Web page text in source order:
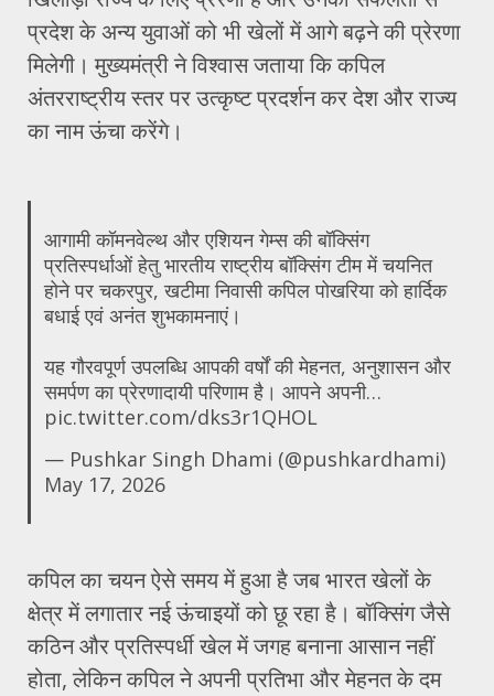
प्रदेश के अन्य युवाओं को भी खेलों में आगे बढ़ने की प्रेरणा
मिलेगी। मुख्यमंत्री ने विश्वास जताया कि कपिल
अंतरराष्ट्रीय स्तर पर उत्कृष्ट प्रदर्शन कर देश और राज्य
का नाम ऊंचा करेंगे।
आगामी कॉमनवेल्थ और एशियन गेम्स की बॉक्सिंग
प्रतिस्पर्धाओं हेतु भारतीय राष्ट्रीय बॉक्सिंग टीम में चयनित
होने पर चकरपुर, खटीमा निवासी कपिल पोखरिया को हार्दिक
बधाई एवं अनंत शुभकामनाएं।
यह गौरवपूर्ण उपलब्धि आपकी वर्षों की मेहनत, अनुशासन और
समर्पण का प्रेरणादायी परिणाम है। आपने अपनी…
pic.twitter.com/dks3r1QHOL
— Pushkar Singh Dhami (@pushkardhami)
May 17, 2026
कपिल का चयन ऐसे समय में हुआ है जब भारत खेलों के
क्षेत्र में लगातार नई ऊंचाइयों को छू रहा है। बॉक्सिंग जैसे
कठिन और प्रतिस्पर्धी खेल में जगह बनाना आसान नहीं
होता, लेकिन कपिल ने अपनी प्रतिभा और मेहनत के दम